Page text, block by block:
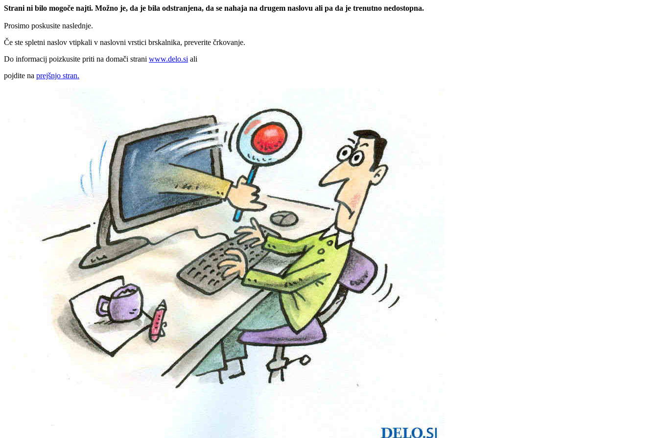
Strani ni bilo mogoče najti. Možno je, da je bila odstranjena, da se nahaja na drugem naslovu ali pa da je trenutno nedostopna.
Prosimo poskusite naslednje.
Če ste spletni naslov vtipkali v naslovni vrstici brskalnika, preverite črkovanje.
Do informacij poizkusite priti na domači strani www.delo.si ali
pojdite na prejšnjo stran.